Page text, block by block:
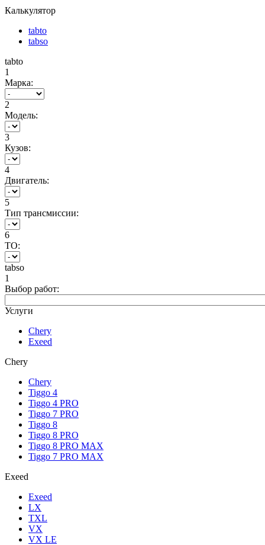
Калькулятор
tabto
tabso
tabto
1
Марка:
2
Модель:
3
Кузов:
4
Двигатель:
5
Тип трансмиссии:
6
ТО:
tabso
1
Выбор работ:
Услуги
Chery
Exeed
Chery
Chery
Tiggo 4
Tiggo 4 PRO
Tiggo 7 PRO
Tiggo 8
Tiggo 8 PRO
Tiggo 8 PRO MAX
Tiggo 7 PRO MAX
Exeed
Exeed
LX
TXL
VX
VX LE